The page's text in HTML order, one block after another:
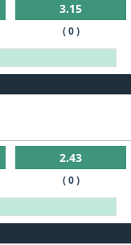
3.15
( 0 )
2.43
( 0 )